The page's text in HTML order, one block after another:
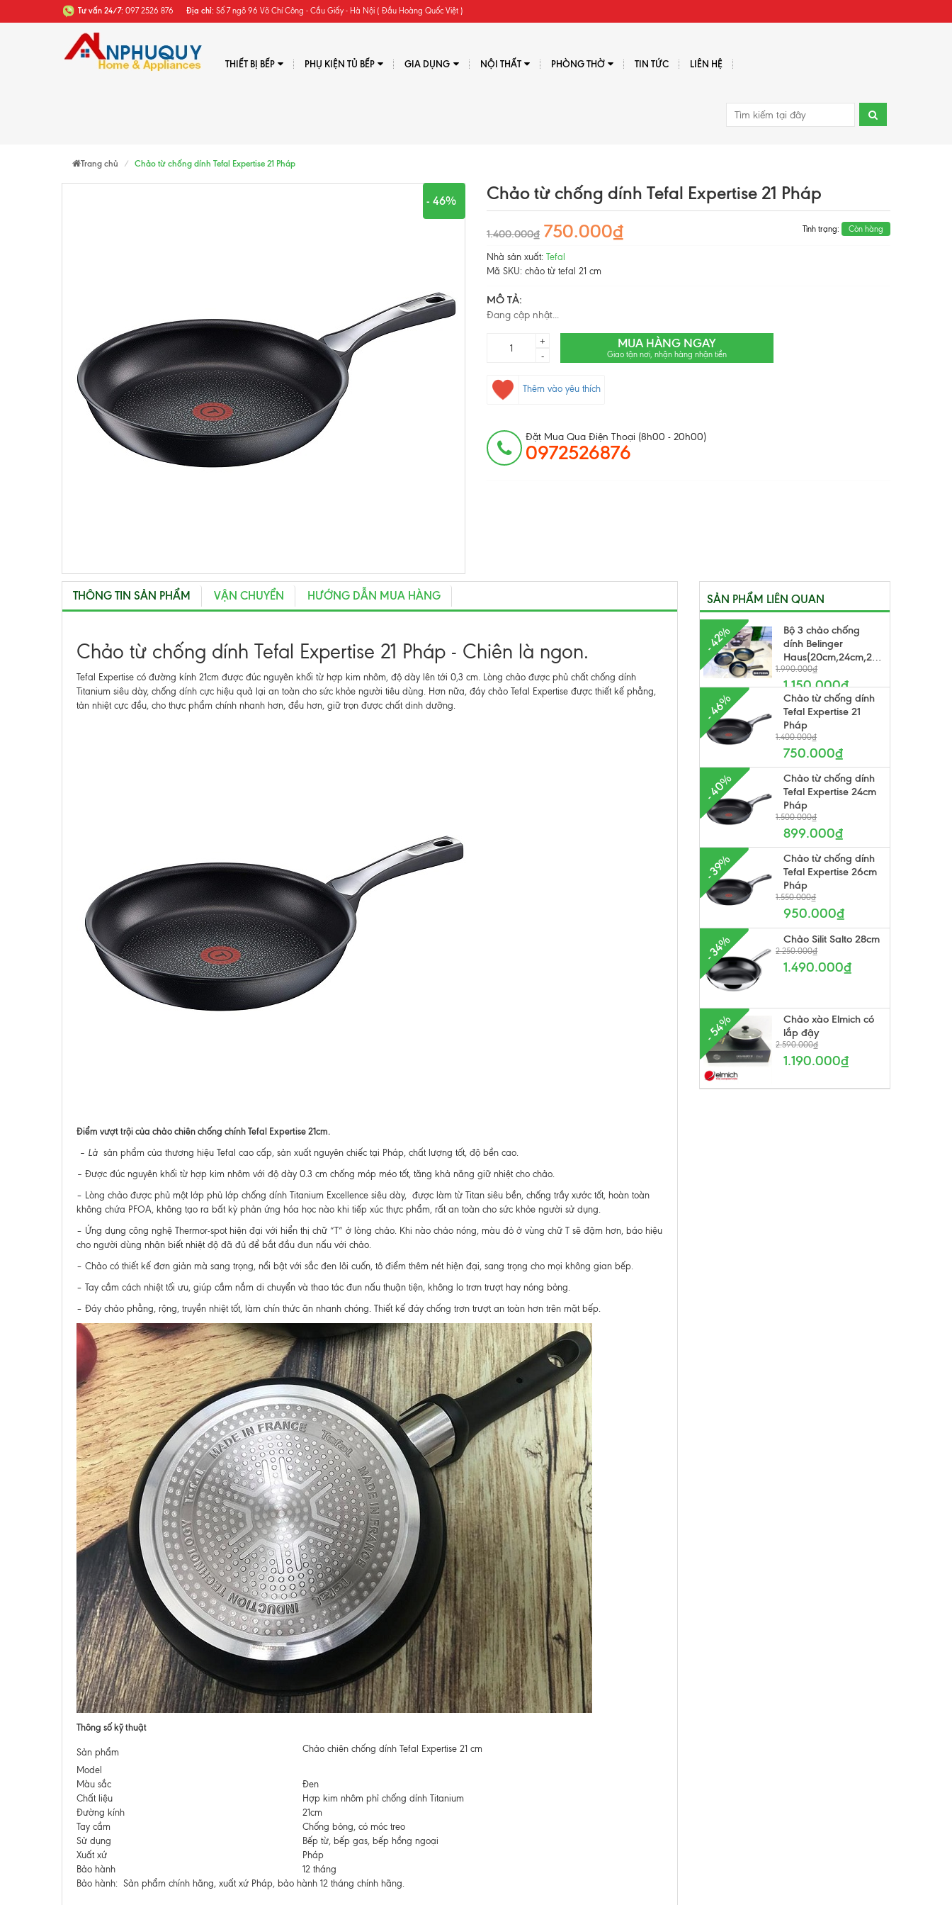
Tư vấn 24/7: 097 2526 876 Địa chỉ: Số 7 ngõ 96 Võ Chí Công - Cầu Giấy - Hà Nội ( Đầu Hoàng Quốc Việt )
THIẾT BỊ BẾP PHỤ KIỆN TỦ BẾP GIA DỤNG NỘI THẤT PHÒNG THỜ TIN TỨC LIÊN HỆ
Trang chủ Chảo từ chống dính Tefal Expertise 21 Pháp
- 46% Chảo từ chống dính Tefal Expertise 21 Pháp
1.400.000₫ 750.000₫ Tình trạng: Còn hàng
Nhà sản xuất: Tefal
Mã SKU: chảo từ tefal 21 cm
MÔ TẢ:
Đang cập nhật...
+
-
MUA HÀNG NGAY
Giao tận nơi, nhận hàng nhận tiền
Thêm vào yêu thích
Đặt Mua Qua Điện Thoại (8h00 - 20h00)
0972526876
THÔNG TIN SẢN PHẨM VẬN CHUYỂN HƯỚNG DẪN MUA HÀNG
Chảo từ chống dính Tefal Expertise 21 Pháp - Chiên là ngon.
Tefal Expertise có đường kính 21cm được đúc nguyên khối từ hợp kim nhôm, độ dày lên tới 0,3 cm. Lòng chảo được phủ chất chống dính
Titanium siêu dày, chống dính cực hiệu quả lại an toàn cho sức khỏe người tiêu dùng. Hơn nữa, đáy chảo Tefal Expertise được thiết kế phẳng,
tản nhiệt cực đều, cho thực phẩm chính nhanh hơn, đều hơn, giữ trọn được chất dinh dưỡng.
Điểm vượt trội của chảo chiên chống chính Tefal Expertise 21cm.
– Là sản phẩm của thương hiệu Tefal cao cấp, sản xuất nguyên chiếc tại Pháp, chất lượng tốt, độ bền cao.
– Được đúc nguyên khối từ hợp kim nhôm với độ dày 0.3 cm chống móp méo tốt, tăng khả năng giữ nhiệt cho chảo.
– Lòng chảo được phủ một lớp phủ lớp chống dính Titanium Excellence siêu dày, được làm từ Titan siêu bền, chống trầy xước tốt, hoàn toàn
không chứa PFOA, không tạo ra bất kỳ phản ứng hóa học nào khi tiếp xúc thực phẩm, rất an toàn cho sức khỏe người sử dụng.
– Ứng dụng công nghệ Thermor-spot hiện đại với hiển thị chữ “T” ở lòng chảo. Khi nào chảo nóng, màu đỏ ở vùng chữ T sẽ đậm hơn, báo hiệu
cho người dùng nhận biết nhiệt độ đã đủ để bắt đầu đun nấu với chảo.
– Chảo có thiết kế đơn giản mà sang trọng, nổi bật với sắc đen lôi cuốn, tô điểm thêm nét hiện đại, sang trọng cho mọi không gian bếp.
– Tay cầm cách nhiệt tối ưu, giúp cầm nắm di chuyển và thao tác đun nấu thuận tiện, không lo trơn trượt hay nóng bỏng.
– Đáy chảo phẳng, rộng, truyền nhiệt tốt, làm chín thức ăn nhanh chóng. Thiết kế đáy chống trơn trượt an toàn hơn trên mặt bếp.
Thông số kỹ thuật
Sản phẩm
Chảo chiên chống dính Tefal Expertise 21 cm
Model
Màu sắc
Đen
Chất liệu
Hợp kim nhôm phỉ chống dính Titanium
Đường kính
21cm
Tay cầm
Chống bỏng, có móc treo
Sử dụng
Bếp từ, bếp gas, bếp hồng ngoại
Xuất xứ
Pháp
Bảo hành
12 tháng
Bảo hành: Sản phẩm chính hãng, xuất xứ Pháp, bảo hành 12 tháng chính hãng.
SẢN PHẨM LIÊN QUAN
- 42%
Bộ 3 chảo chống
dính Belinger
Haus(20cm,24cm,28cm)
1.990.000₫
1.150.000₫
- 46%
Chảo từ chống dính
Tefal Expertise 21
Pháp
1.400.000₫
750.000₫
- 40%
Chảo từ chống dính
Tefal Expertise 24cm
Pháp
1.500.000₫
899.000₫
- 39%
Chảo từ chống dính
Tefal Expertise 26cm
Pháp
1.550.000₫
950.000₫
- 34% Chảo Silit Salto 28cm
2.250.000₫
1.490.000₫
- 54%
Chảo xào Elmich có
lắp đậy
2.590.000₫
1.190.000₫